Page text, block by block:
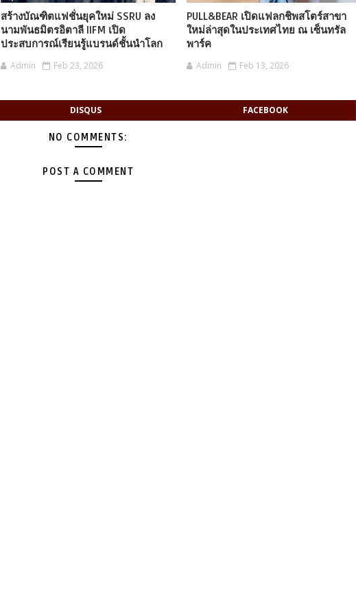
สร้างบัณฑิตแฟชั่นยุคใหม่ SSRU ลง
นามพันธมิตรอิตาลี IIFM เปิด
ประสบการณ์เรียนรู้แบรนด์ชั้นนำโลก
Admin Feb 23, 2026
PULL&BEAR เปิดแฟลกชิพสโตร์สาขา
ใหม่ล่าสุดในประเทศไทย ณ เซ็นทรัล
พาร์ค
Admin Feb 13, 2026
DISQUS FACEBOOK
NO COMMENTS:
POST A COMMENT